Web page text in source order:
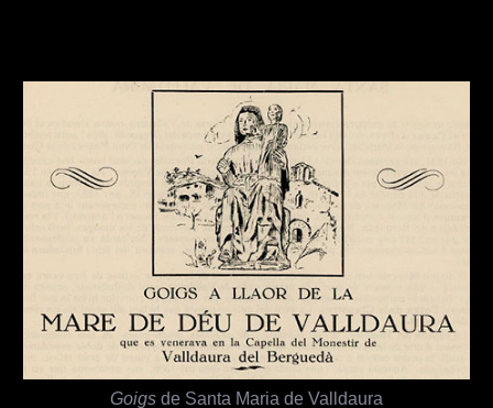
Goigs de Santa Maria de Valldaura